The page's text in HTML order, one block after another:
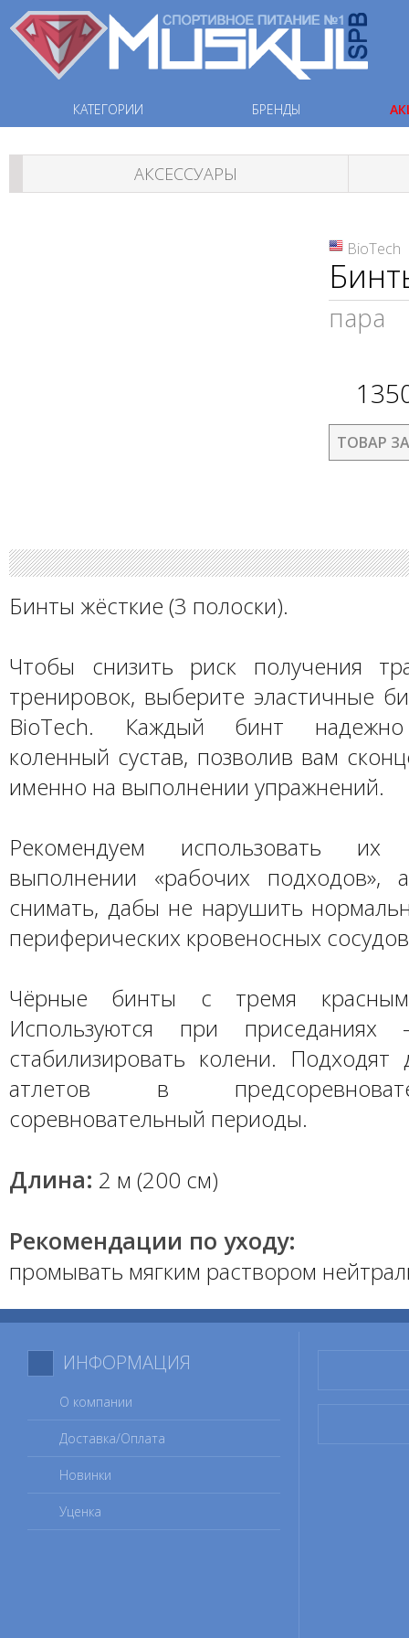
КАТЕГОРИИ БРЕНДЫ
АКСЕССУАРЫ
BioTech
пара
ТОВАР
Бинты жёсткие (3 полоски).
Чтобы снизить риск получения
тренировок, выберите эластичные
BioTech. Каждый бинт надежно
коленный сустав, позволив вам
именно на выполнении упражнений.
Рекомендуем использовать
выполнении «рабочих
снимать, дабы не нарушить
периферических кровеносных
Чёрные бинты с тремя
Используются при
стабилизировать колени. Подходят
атлетов в
соревновательный периоды.
Длина: 2 м (200 см)
Рекомендации по уходу:
промывать мягким раствором
ИНФОРМАЦИЯ
О компании
Доставка/Оплата
Новинки
Уценка